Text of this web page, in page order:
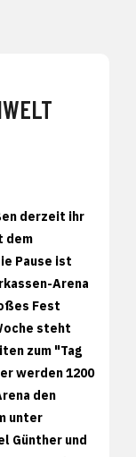
derzeit ihr
dem
Pause ist
Arena
Fest
steht
zum "Tag
werden 1200
den
unter
Günther und